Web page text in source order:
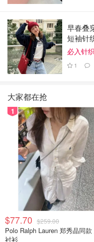
早春叠
短袖针
必入针
1
大家都在抢
1
$77.70 $259.00
Polo Ralph Lauren 郑秀晶同款
衬衫